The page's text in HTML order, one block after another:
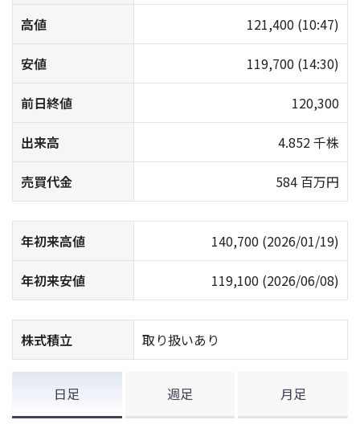
高値 121,400 (10:47)
安値 119,700 (14:30)
前日終値 120,300
出来高 4.852 千株
売買代金 584 百万円
年初来高値 140,700 (2026/01/19)
年初来安値 119,100 (2026/06/08)
株式積立 取り扱いあり
日足 週足 月足